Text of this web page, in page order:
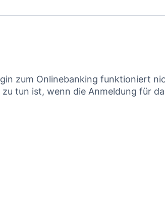
zum Onlinebanking funktioniert
tun ist, wenn die Anmeldung für